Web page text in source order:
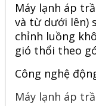
Máy lạnh áp
và từ dưới lên)
chỉnh luồng
gió thổi theo
Công nghệ
Máy lạnh áp